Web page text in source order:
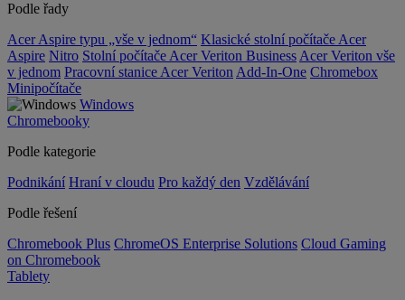
Podle řady
Acer Aspire typu „vše v jednom“ Klasické stolní počítače Acer
Aspire Nitro Stolní počítače Acer Veriton Business Acer Veriton vše
v jednom Pracovní stanice Acer Veriton Add-In-One Chromebox
Minipočítače
Windows
Chromebooky
Podle kategorie
Podnikání Hraní v cloudu Pro každý den Vzdělávání
Podle řešení
Chromebook Plus ChromeOS Enterprise Solutions Cloud Gaming
on Chromebook
Tablety